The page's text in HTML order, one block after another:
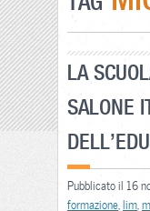
LA
SALONE
Pubblicato il 16
formazione lim